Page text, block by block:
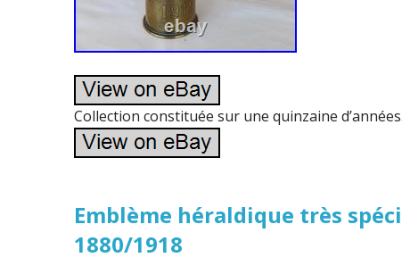
Collection constituée sur une quinzaine
Emblème héraldique très
1880/1918